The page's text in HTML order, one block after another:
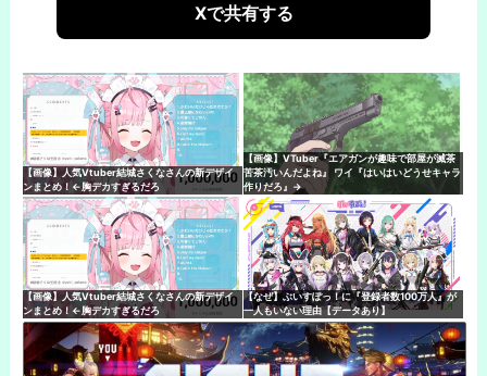
Xで共有する
【画像】人気Vtuber結城さくなさんの新デザイ
ンまとめ！←胸デカすぎるだろ
【画像】VTuber『エアガンが趣味で部屋が滅茶
苦茶汚いんだよね』 ワイ『はいはいどうせキャラ
作りだろ』→
【画像】人気Vtuber結城さくなさんの新デザイ
ンまとめ！←胸デカすぎるだろ
【なぜ】ぶいすぽっ！に『登録者数100万人』が
一人もいない理由【データあり】